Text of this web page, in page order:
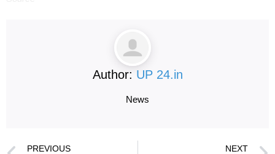
Author: UP 24.in
News
PREVIOUS NEXT